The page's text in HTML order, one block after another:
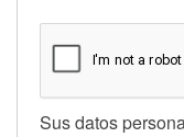
Sus datos